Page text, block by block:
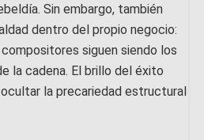
Sin embargo, también
dentro del propio negocio:
siguen siendo los
la cadena. El brillo del éxito
la precariedad estructural